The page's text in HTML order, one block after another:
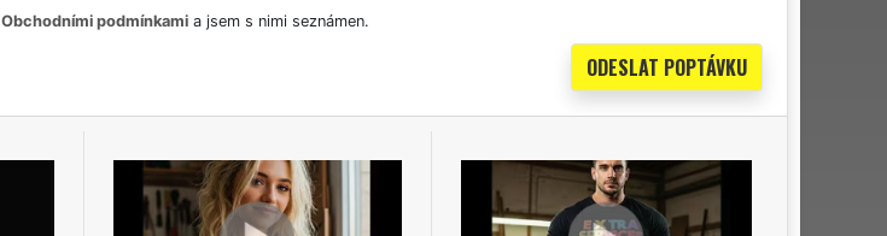
Obchodními podmínkamia jsem s nimi seznámen.